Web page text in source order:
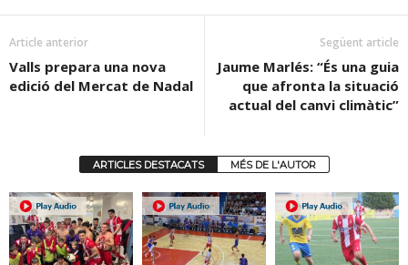
Article anterior
Valls prepara una nova
edició del Mercat de Nadal
Següent article
Jaume Marlés: “És una guia
que afronta la situació
actual del canvi climàtic”
ARTICLES DESTACATS MÉS DE L'AUTOR